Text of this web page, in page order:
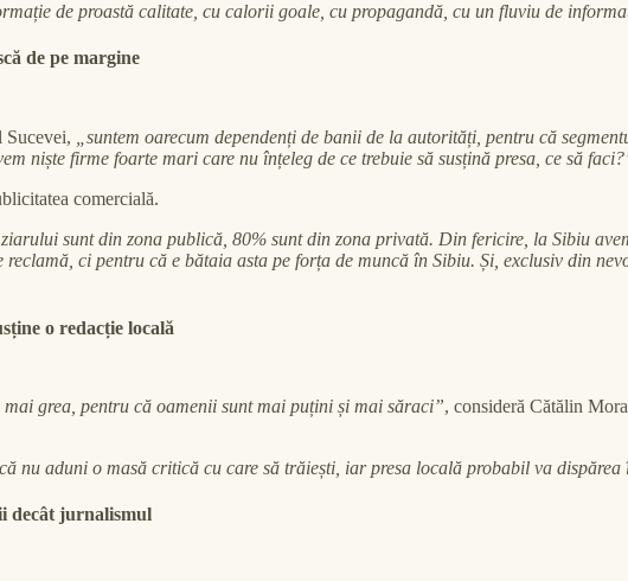
de proastă calitate, cu calorii goale, cu propagandă, cu un fluviu de
de pe margine
Sucevei,
„suntem oarecum dependenți de banii de la autorități, pentru că
niște firme foarte mari care nu înțeleg de ce trebuie să susțină presa, ce să
comercială.
sunt din zona publică, 80% sunt din zona privată. Din fericire, la Sibiu
ci pentru că e bătaia asta pe forța de muncă în Sibiu. Și, exclusiv din
o redacție locală
grea, pentru că oamenii sunt mai puțini și mai săraci”, consideră Cătălin
nu aduni o masă critică cu care să trăiești, iar presa locală probabil va
decât jurnalismul